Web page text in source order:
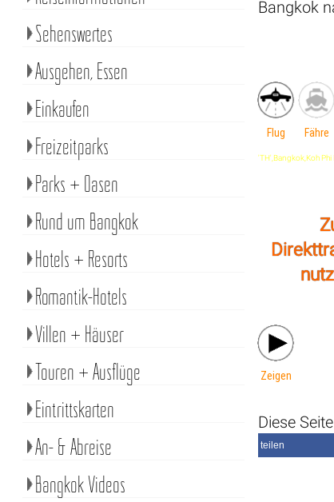
Bangkok
Flug Fähre
'TH',Bangkok,Koh Phi
Zeigen
Diese
teilen
Sehenswertes
Ausgehen, Essen
Einkaufen
Freizeitparks
Parks + Oasen
Rund um Bangkok
Hotels + Resorts
Romantik-Hotels
Villen + Häuser
Touren + Ausflüge
Eintrittskarten
An- & Abreise
Bangkok Videos